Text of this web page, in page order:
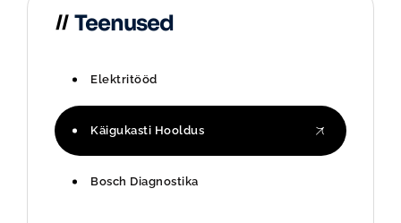
Teenused
Elektritööd
Käigukasti Hooldus
Bosch Diagnostika